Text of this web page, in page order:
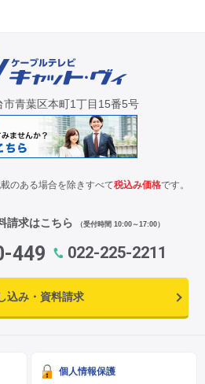
青葉区本町1丁目15番5号
のある場合を除きすべて税込み価格です。
請求はこちら （受付時間 10:00～17:00）
449 022-225-2211
込み・資料請求
個人情報保護